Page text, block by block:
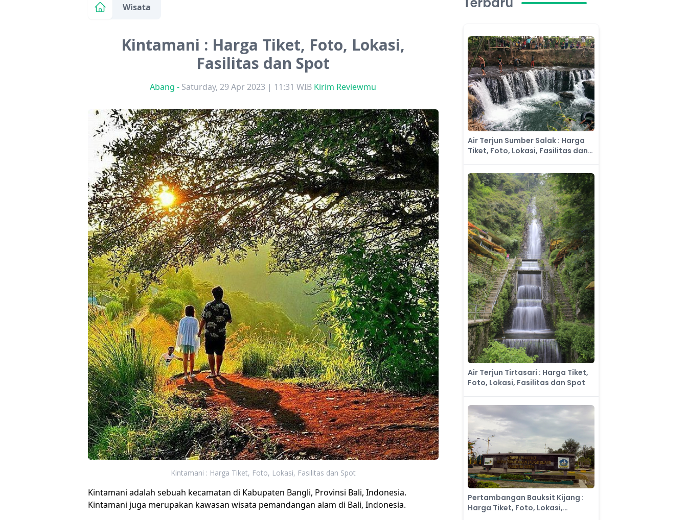
Wisata
Kintamani : Harga Tiket, Foto, Lokasi,
Fasilitas dan Spot
Abang - Saturday, 29 Apr 2023 | 11:31 WIB Kirim Reviewmu
Kintamani : Harga Tiket, Foto, Lokasi, Fasilitas dan Spot
Kintamani adalah sebuah kecamatan di Kabupaten Bangli, Provinsi Bali, Indonesia.
Kintamani juga merupakan kawasan wisata pemandangan alam di Bali, Indonesia.
Air Terjun Sumber Salak : Harga
Tiket, Foto, Lokasi, Fasilitas dan
Air Terjun Tirtasari : Harga Tiket,
Foto, Lokasi, Fasilitas dan Spot
Pertambangan Bauksit Kijang :
Harga Tiket, Foto, Lokasi,